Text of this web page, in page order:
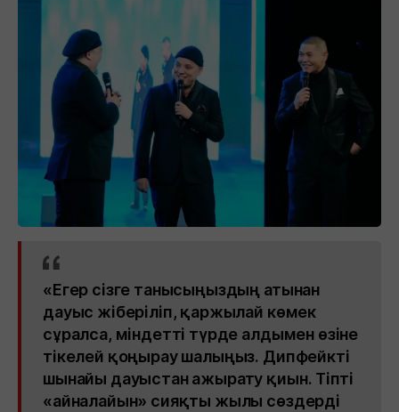
«Егер сізге танысыңыздың атынан
дауыс жіберіліп, қаржылай көмек
сұралса, міндетті түрде алдымен өзіне
тікелей қоңырау шалыңыз. Дипфейкті
шынайы дауыстан ажырату қиын. Тіпті
«айналайын» сияқты жылы сөздерді